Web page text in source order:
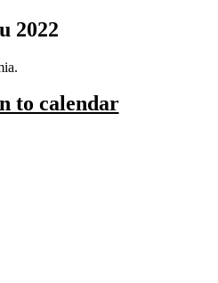
2022
to calendar